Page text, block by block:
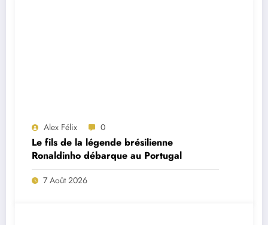
Alex Félix 0
Le fils de la légende brésilienne
Ronaldinho débarque au Portugal
7 Août 2026